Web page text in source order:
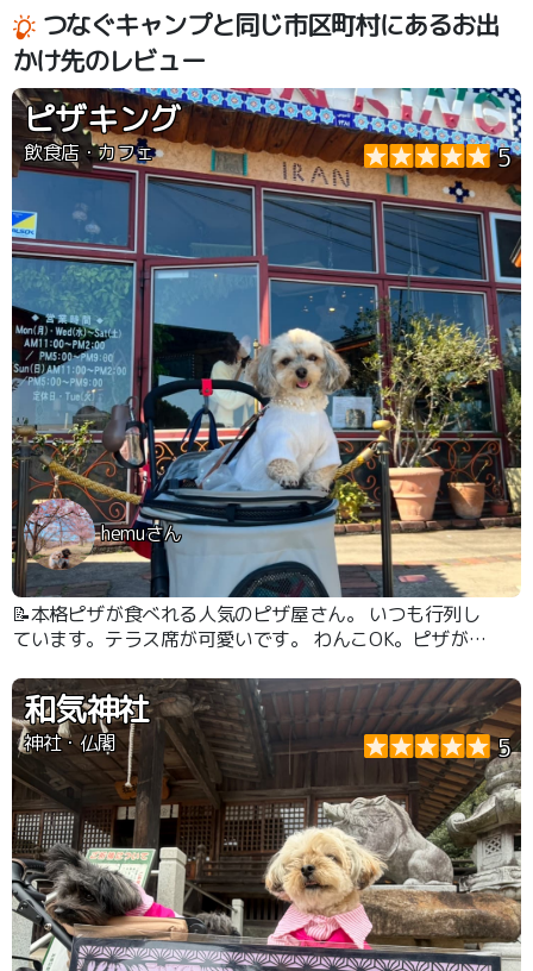
つなぐキャンプと同じ市区町村にあるお出
かけ先のレビュー
ピザキング
飲食店・カフェ 5
hemuさん
📝本格ピザが食べれる人気のピザ屋さん。 いつも行列し
ています。テラス席が可愛いです。 わんこOK。ピザがす
和気神社
神社・仏閣 5